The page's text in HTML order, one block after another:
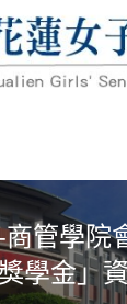
管學院
學金」